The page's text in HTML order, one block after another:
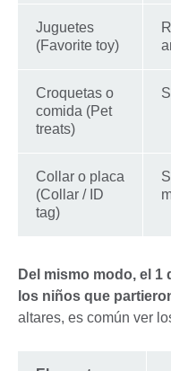
Juguetes
(Favorite toy)
Croquetas o
comida (Pet
treats)
Collar o placa
(Collar / ID
tag)
Del mismo modo, el
los niños que
altares, es común ver